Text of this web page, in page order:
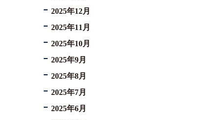
2025年12月
2025年11月
2025年10月
2025年9月
2025年8月
2025年7月
2025年6月